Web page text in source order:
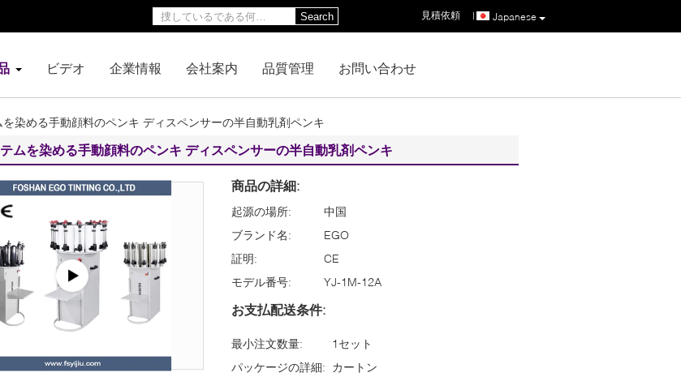
Japanese
見積依頼 |
Search
ビデオ 企業情報 会社案内 品質管理 お問い合わせ
染める手動顔料のペンキ ディスペンサーの半自動乳剤ペンキ
ムを染める手動顔料のペンキ ディスペンサーの半自動乳剤ペンキ
商品の詳細:
起源の場所:
中国
ブランド名:
EGO
証明:
CE
モデル番号:
YJ-1M-12A
お支払配送条件:
最小注文数量:
1セット
パッケージの詳細: カートン